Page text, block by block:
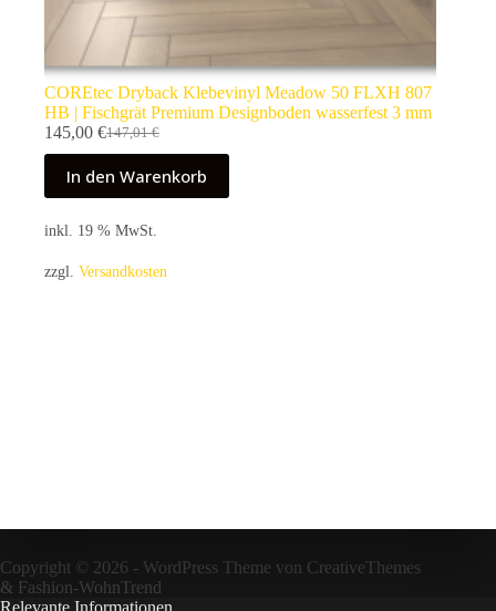
COREtec Dryback Klebevinyl Meadow 50 FLXH 807
HB | Fischgrät Premium Designboden wasserfest 3 mm
147,01€
Ursprünglicher
war:
147,01 €
145,00 €Aktueller
ist:
145,00 €.
In den Warenkorb
inkl. 19 % MwSt.
zzgl. Versandkosten
Copyright © 2026 - WordPress Theme von CreativeThemes
& Fashion-WohnTrend
Relevante Informationen